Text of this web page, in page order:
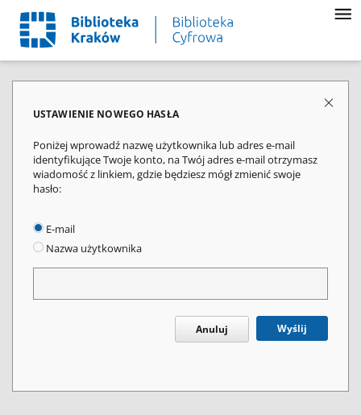
USTAWIENIE NOWEGO HASŁA
Poniżej wprowadź nazwę użytkownika lub adres e-mail
identyfikujące Twoje konto, na Twój adres e-mail otrzymasz
wiadomość z linkiem, gdzie będziesz mógł zmienić swoje
hasło:
E-mail
Nazwa użytkownika
Anuluj Wyślij